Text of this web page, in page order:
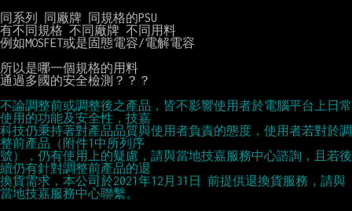
同系列 同廠牌 同規格的PSU
有不同規格 不同廠牌 不同用料
例如MOSFET或是固態電容/電解電容
所以是哪一個規格的用料
通過多國的安全檢測？？？
不論調整前或調整後之產品，皆不影響使用者於電腦平台上日常
使用的功能及安全性，技嘉
科技仍秉持著對產品品質與使用者負責的態度，使用者若對於調
整前產品（附件1中所列序
號），仍有使用上的疑慮，請與當地技嘉服務中心諮詢，且若後
續仍有針對調整前產品的退
換貨需求，本公司於2021年12月31日 前提供退換貨服務，請與
當地技嘉服務中心聯繫。